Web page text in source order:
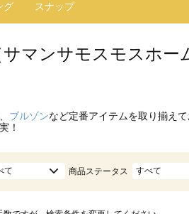
グ スナップ
サマンサモスモスホ
ブルゾンなど定番アイテムを取り揃え
！
て 商品ステータス すべて